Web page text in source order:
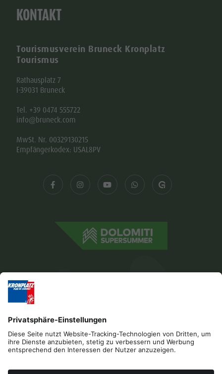
KONTAKT
Tourismusverein Bruneck Kronplatz
Tourismus
Rathausplatz 7
I-39031 Bruneck
Tel. +39 0474 555722
info@bruneck.com
MwSt. Nr. 00329130215
Empfängerkodex: USAL8PV
Impressum Datenschutz
Barrierefreiheitserklärung
Kontakt
Cookies